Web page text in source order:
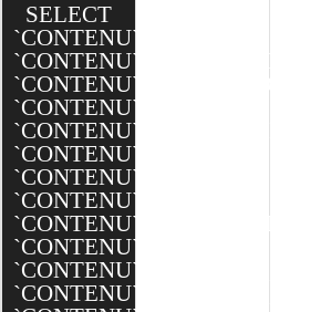
SELECT
`CONTENU`.`ID`,
`CONTENU`.`CATEGORIE_ID`,
`CONTENU`.`CLIENT_ID`,
`CONTENU`.`TYPE_ID`,
`CONTENU`.`MODELE_ID`,
`CONTENU`.`NOM`,
`CONTENU`.`DATE`,
`CONTENU`.`TEXTE`,
`CONTENU`.`MINIATURE`,
`CONTENU`.`BANNIERE`,
`CONTENU`.`BANNIERE_XXL`,
`CONTENU`.`BANNIERE_XL`,